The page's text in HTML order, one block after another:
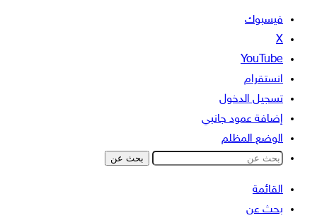
فيسبوك
‫X
‫YouTube
انستقرام
تسجيل الدخول
إضافة عمود جانبي
الوضع المظلم
بحث عن
القائمة
بحث عن